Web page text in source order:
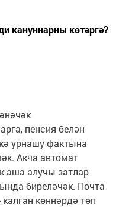
кануннарны көтәргә?
пенсия белән
урнашу фактына
Акча автомат
аша алучы затлар
биреләчәк. Почта
көннәрдә төп